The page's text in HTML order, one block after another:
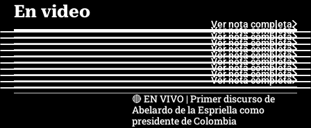
En video
Ver nota completa
Ver nota completa
Ver nota completa
Ver nota completa
Ver nota completa
Ver nota completa
Ver nota completa
Ver nota completa
Ver nota completa
Ver nota completa
🔴 EN VIVO | Primer discurso de
Abelardo de la Espriella como
presidente de Colombia